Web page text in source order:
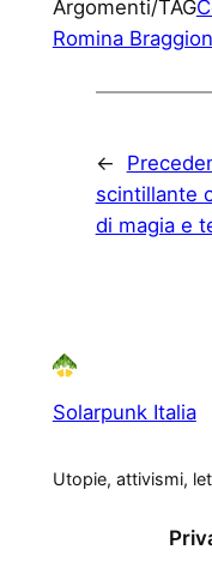
Argomenti/TAG
Romina Braggion
←
scintillante
di magia e
Solarpunk Italia
Utopie, attivismi,